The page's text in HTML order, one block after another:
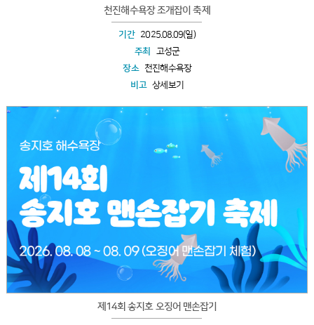
천진해수욕장 조개잡이 축제
기간 2025.08.09(일)
주최
고성군
장소
천진해수욕장
비고 상세보기
제14회 송지호 오징어 맨손잡기